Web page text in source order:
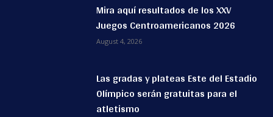
Mira aquí resultados de los XXV
Juegos Centroamericanos 2026
August 4, 2026
Las gradas y plateas Este del Estadio
Olímpico serán gratuitas para el
atletismo